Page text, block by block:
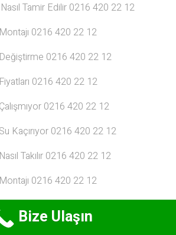
Tamir Edilir 0216 420 22 12
0216 420 22 12
0216 420 22 12
0216 420 22 12
0216 420 22 12
Kaçırıyor 0216 420 22 12
Takılır 0216 420 22 12
0216 420 22 12
0216 420 22 12
0216 420 22 12
Bize Ulaşın